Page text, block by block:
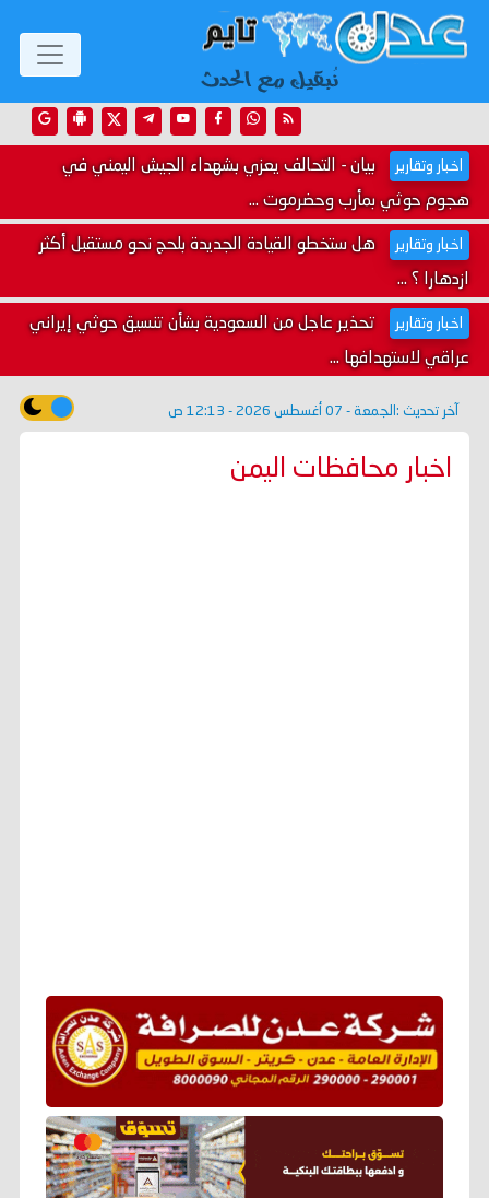
اخبار وتقارير بيان - التحالف يعزي بشهداء الجيش اليمني في
هجوم حوثي بمأرب وحضرموت ...
اخبار وتقارير هل ستخطو القيادة الجديدة بلحج نحو مستقبل أكثر
ازدهارا ؟ ...
اخبار وتقارير تحذير عاجل من السعودية بشأن تنسيق حوثي إيراني
عراقي لاستهدافها ...
آخر تحديث : الجمعة - 07 أغسطس 2026 - 12:13 ص
اخبار محافظات اليمن